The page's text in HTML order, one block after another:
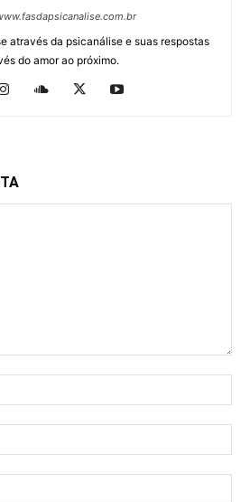
através da psicanálise e suas respostas
do amor ao próximo.